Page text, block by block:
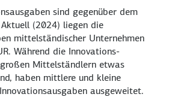
sind gegenüber dem
(2024) liegen die
mittelständischer Unternehmen
Während die Innovations­
Mittelständlern etwas
haben mittlere und kleine
ausgeweitet.